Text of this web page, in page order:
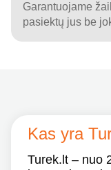
Garantuojame
pasiektų jus be
Kas yra
Turek.lt – nuo